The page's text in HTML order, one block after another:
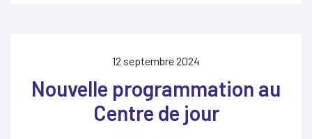
12 septembre 2024
Nouvelle programmation au
Centre de jour